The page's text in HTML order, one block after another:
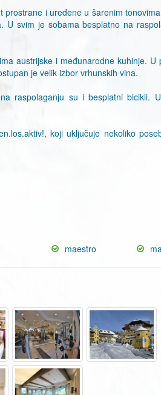
prostrane i uređene u šarenim
svim je sobama besplatno na
austrijske i međunarodne kuhinje. U
je velik izbor vrhunskih vina.
raspolaganju su i besplatni bicikli.
koji uključuje nekoliko
maestro